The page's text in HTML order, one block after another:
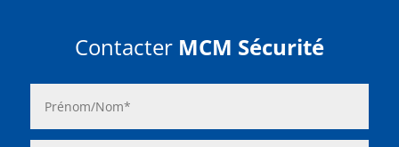
ContacterMCM Sécurité